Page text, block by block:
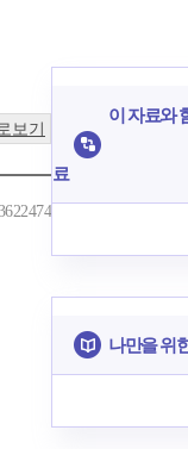
보기
이 자료와
료
나만을 위